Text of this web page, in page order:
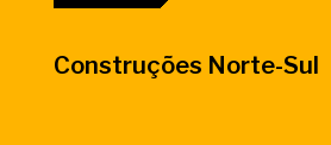
Construções Norte-Sul